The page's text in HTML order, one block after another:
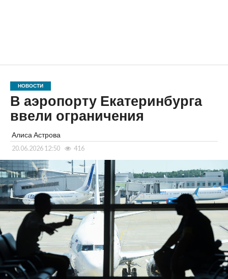
НОВОСТИ
В аэропорту Екатеринбурга
ввели ограничения
Алиса Астрова
20.06.2026 12:50 416